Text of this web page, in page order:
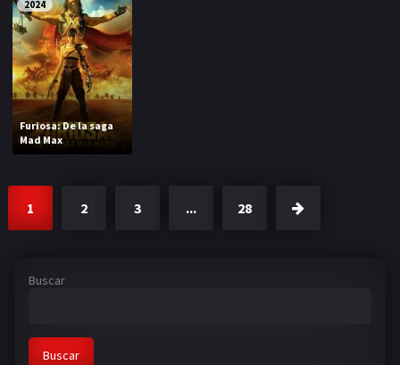
2024
Furiosa: De la saga
Mad Max
1 2 3 ... 28
Buscar
Buscar